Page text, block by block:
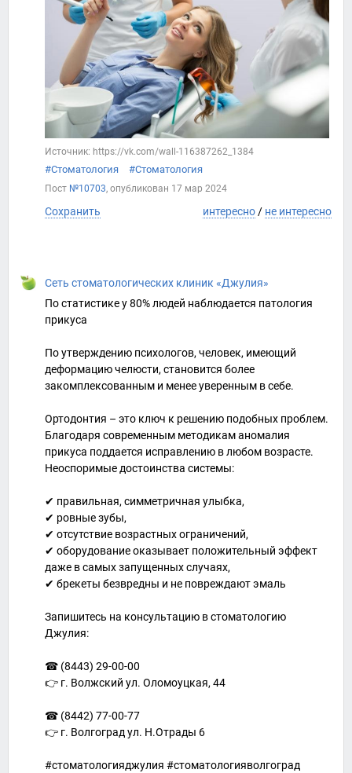
Источник: https://vk.com/wall-116387262_1384
#Стоматология #Стоматология
Пост №10703, опубликован 17 мар 2024
Сохранить интересно/ не интересно
Сеть стоматологических клиник «Джулия»
По статистике у 80% людей наблюдается патология
прикуса
По утверждению психологов, человек, имеющий
деформацию челюсти, становится более
закомплексованным и менее уверенным в себе.
Ортодонтия – это ключ к решению подобных проблем.
Благодаря современным методикам аномалия
прикуса поддается исправлению в любом возрасте.
Неоспоримые достоинства системы:
✔ правильная, симметричная улыбка,
✔ ровные зубы,
✔ отсутствие возрастных ограничений,
✔ оборудование оказывает положительный эффект
даже в самых запущенных случаях,
✔ брекеты безвредны и не повреждают эмаль
Запишитесь на консультацию в стоматологию
Джулия:
☎ (8443) 29-00-00
👉 г. Волжский ул. Оломоуцкая, 44
☎ (8442) 77-00-77
👉 г. Волгоград ул. Н.Отрады 6
#стоматологияджулия #стоматологияволгоград